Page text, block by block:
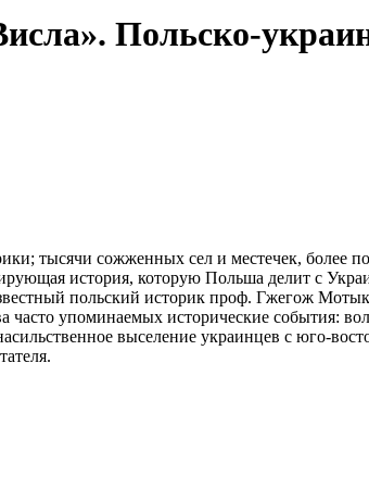
Польско-
тысячи сожженных сел и местечек,
история, которую Польша делит с
польский историк проф. Гжегож
упоминаемых исторические события:
выселение украинцев с юго-